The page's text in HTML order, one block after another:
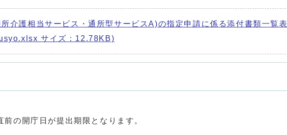
介護相当サービス・通所型サービスA)の指定申請に係る添付書類一覧表
サイズ：12.78KB)
の開庁日が提出期限となります。